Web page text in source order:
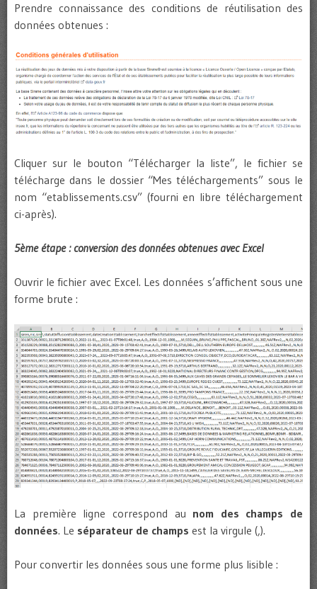
Prendre connaissance des conditions de réutilisation des
données obtenues :
Cliquer sur le bouton “Télécharger la liste”, le fichier se
télécharge dans le dossier “Mes téléchargements” sous le
nom “etablissements.csv” (fourni en libre téléchargement
ci-après).
5ème étape : conversion des données obtenues avec Excel
Ouvrir le fichier avec Excel. Les données s’affichent sous une
forme brute :
La première ligne correspond au nom des champs de
données. Le séparateur de champs est la virgule (,).
Pour convertir les données sous une forme plus lisible :